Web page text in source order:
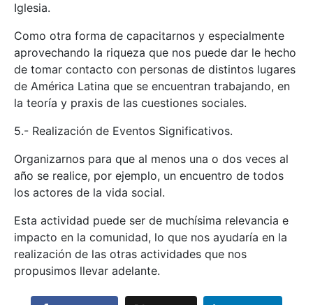
Iglesia.
Como otra forma de capacitarnos y especialmente
aprovechando la riqueza que nos puede dar le hecho
de tomar contacto con personas de distintos lugares
de América Latina que se encuentran trabajando, en
la teoría y praxis de las cuestiones sociales.
5.- Realización de Eventos Significativos.
Organizarnos para que al menos una o dos veces al
año se realice, por ejemplo, un encuentro de todos
los actores de la vida social.
Esta actividad puede ser de muchísima relevancia e
impacto en la comunidad, lo que nos ayudaría en la
realización de las otras actividades que nos
propusimos llevar adelante.